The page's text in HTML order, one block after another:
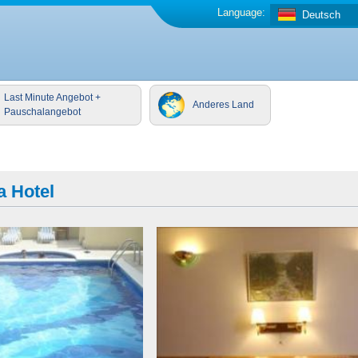
Deutsch
Language:
Last Minute Angebot +
Pauschalangebot
Anderes Land
Hotel